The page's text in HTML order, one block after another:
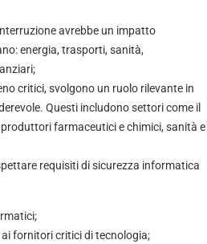
avrebbe un impatto
energia, trasporti, sanità,
critici, svolgono un ruolo rilevante in
Questi includono settori come il
farmaceutici e chimici, sanità e
requisiti di sicurezza informatica
fornitori critici di tecnologia;